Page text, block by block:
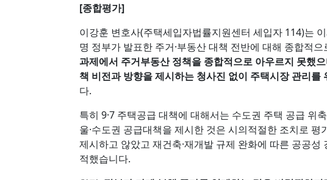
[종합평가]
이강훈 변호사(주택세입자법률지원센터 세입자 114)는
명 정부가 발표한 주거·부동산 대책 전반에 대해 종합적
과제에서 주거부동산 정책을 종합적으로 아우르지 못했
책 비전과 방향을 제시하는 청사진 없이 주택시장 관리를
다.
특히 9·7 주택공급 대책에 대해서는 수도권 주택 공급 위
울·수도권 공급대책을 제시한 것은 시의적절한 조치로
제시하고 않았고 재건축·재개발 규제 완화에 따른 공공
적했습니다.